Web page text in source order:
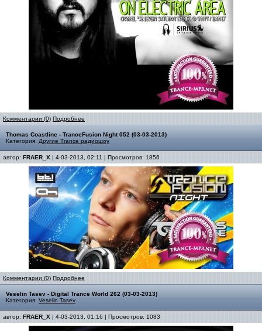
Комментарии (0) Подробнее
Thomas Coastline - TranceFusion Night 052 (03-03-2013)
Категория: Другие Trance радиошоу
автор: FRAER_X | 4-03-2013, 02:11 | Просмотров: 1856
Комментарии (0) Подробнее
Veselin Tasev - Digital Trance World 262 (03-03-2013)
Категория: Veselin Tasev
автор: FRAER_X | 4-03-2013, 01:16 | Просмотров: 1083